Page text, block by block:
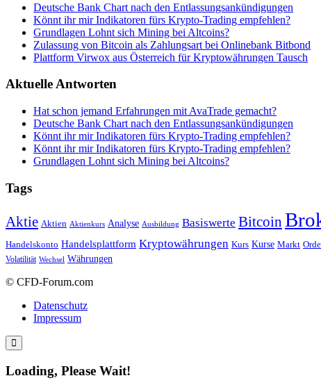
Deutsche Bank Chart nach den Entlassungsankündigungen
Könnt ihr mir Indikatoren fürs Krypto-Trading empfehlen?
Grundlagen Lohnt sich Mining bei Altcoins?
Zulassung von Bitcoin als Zahlungsart bei Onlinebank Bitbond
Plattform Virwox aus Österreich für Kryptowährungen Tausch
Aktuelle Antworten
Hat schon jemand Erfahrungen mit AvaTrade gemacht?
Deutsche Bank Chart nach den Entlassungsankündigungen
Könnt ihr mir Indikatoren fürs Krypto-Trading empfehlen?
Könnt ihr mir Indikatoren fürs Krypto-Trading empfehlen?
Grundlagen Lohnt sich Mining bei Altcoins?
Tags
Aktie Aktien Aktienkurs Analyse Ausbildung Basiswerte Bitcoin
Handelskonto Handelsplattform Kryptowährungen Kurs Kurse Markt
Volatilität Wechsel Währungen
© CFD-Forum.com
Datenschutz
Impressum
Loading, Please Wait!